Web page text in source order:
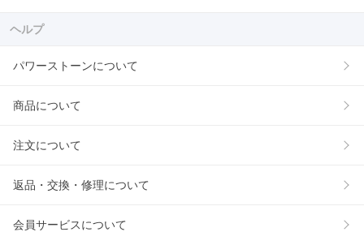
ヘルプ
パワーストーンについて
商品について
注文について
返品・交換・修理について
会員サービスについて